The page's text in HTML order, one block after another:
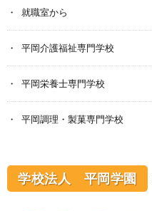
就職室から
平岡介護福祉専門学校
平岡栄養士専門学校
平岡調理・製菓専門学校
学校法人 平岡学園